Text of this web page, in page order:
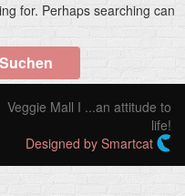
for. Perhaps searching can
Veggie Mall I ...an attitude to
life!
Designed by Smartcat